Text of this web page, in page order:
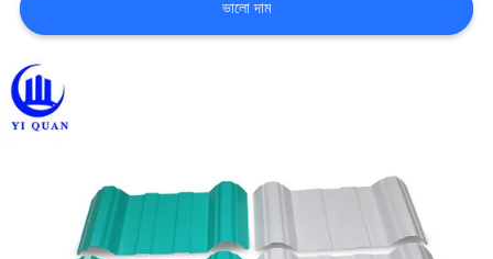
উদ্ধৃতির
জন্য
আবেদন
ভালো দাম